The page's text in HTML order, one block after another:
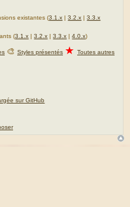
existantes (3.1.x |3.2.x |3.3.x
(3.1.x |3.2.x |3.3.x |4.0.x)
🎨 Styles présentés ★ Toutes autres
sur GitHub